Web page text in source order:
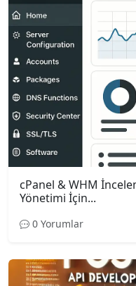
cPanel & WHM
Yönetimi İçin...
0 Yorumlar